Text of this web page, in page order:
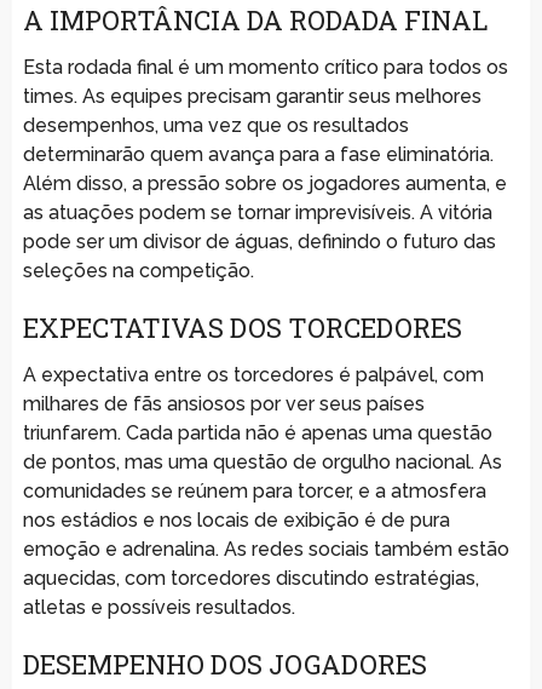
A IMPORTÂNCIA DA RODADA FINAL
Esta rodada final é um momento crítico para todos os
times. As equipes precisam garantir seus melhores
desempenhos, uma vez que os resultados
determinarão quem avança para a fase eliminatória.
Além disso, a pressão sobre os jogadores aumenta, e
as atuações podem se tornar imprevisíveis. A vitória
pode ser um divisor de águas, definindo o futuro das
seleções na competição.
EXPECTATIVAS DOS TORCEDORES
A expectativa entre os torcedores é palpável, com
milhares de fãs ansiosos por ver seus países
triunfarem. Cada partida não é apenas uma questão
de pontos, mas uma questão de orgulho nacional. As
comunidades se reúnem para torcer, e a atmosfera
nos estádios e nos locais de exibição é de pura
emoção e adrenalina. As redes sociais também estão
aquecidas, com torcedores discutindo estratégias,
atletas e possíveis resultados.
DESEMPENHO DOS JOGADORES